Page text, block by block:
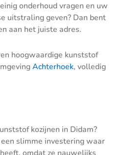
onderhoud vragen en uw
uitstraling geven? Dan bent
aan het juiste adres.
hoogwaardige kunststof
Achterhoek, volledig
kozijnen in Didam?
slimme investering waar